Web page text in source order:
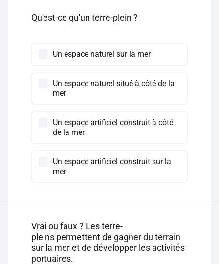
Qu'est-ce qu'un terre-plein ?
Un espace naturel sur la mer
Un espace naturel situé à côté de la
mer
Un espace artificiel construit à côté
de la mer
Un espace artificiel construit sur la
mer
Vrai ou faux ? Les terre-
pleins permettent de gagner du terrain
sur la mer et de développer les activités
portuaires.